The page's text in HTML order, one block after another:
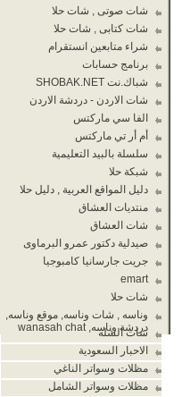
شات صوتى , شات حلا
شات كتابى , شات حلا
شراء متابعين انستقرام
برنامج حسابات
شباك.نت SHOBAK.NET
شات الاردن - دردشة الاردن
الفا سي ماركتس
أم أر تي ماركتس
سلسلة بالبيد التعليمية
شبكة حلا
دليل المواقع العربية , دليل حلا
منتديات العشاق
شات العشاق
صيدلية دكتور عمرو البرماوى
جريت جارسانيا كامبوجيا
emart
شات حلا
وناسه , شات وناسه, موقع وناسه,
دردشة وناسه, wanasah chat
شات الشله
الاحبار السعودية
مظلات وسواتر الناغي
مظلات وسواتر الشامل